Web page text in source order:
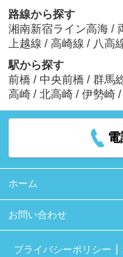
路線から探す
湘南新宿ライン高海 /
上越線 / 高崎線 / 八高
駅から探す
前橋 / 中央前橋 / 群馬
高崎 / 北高崎 / 伊勢崎 /
ホーム
お問い合わせ
プライバシーポリシー